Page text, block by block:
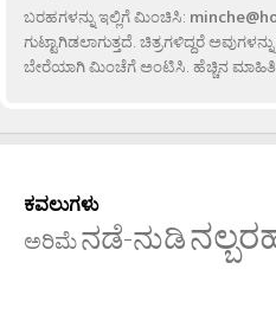
ಬರಹಗಳನ್ನು ಇಲ್ಲಿಗೆ ಮಿಂಚಿಸಿ:
ಗುಟ್ಟಾಗಿಡಲಾಗುತ್ತದೆ. ಚಿತ್ರಗಳಿದ್ದರೆ
ಬೇರೆಯಾಗಿ ಮಿಂಚೆಗೆ ಅಂಟಿಸಿ. ಹೆಚ್ಚಿನ
ಕವಲುಗಳು
ಅರಿಮೆನಡೆ-ನುಡಿ